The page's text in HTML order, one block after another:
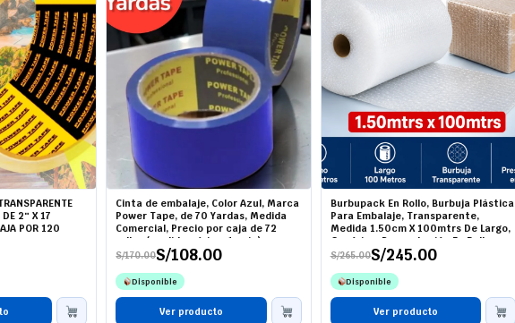
DE 2″ X 17
POR 120
Cinta de embalaje, Color Azul, Marca
Power Tape, de 70 Yardas, Medida
Comercial, Precio por caja de 72
rollos ( pedido mínimo 1 caja)
S/170.00
El
precio
original
era:
S/170.00.
S/108.00
El
precio
actual
es:
S/108.00.
Disponible
Ver producto
Burbupack En Rollo, Burbuja Plástica
Para Embalaje, Transparente,
Medida 1.50cm X 100mtrs De Largo,
Genérico, Presentación En Rollo,
Precio Del Rollo
S/265.00
El
precio
original
era:
S/265.00.
S/245.00
El
precio
actual
es:
S/245.00.
Disponible
Ver producto